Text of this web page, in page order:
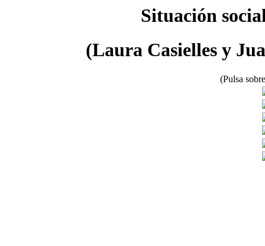
Situación
(Laura Casielles y
(Pulsa